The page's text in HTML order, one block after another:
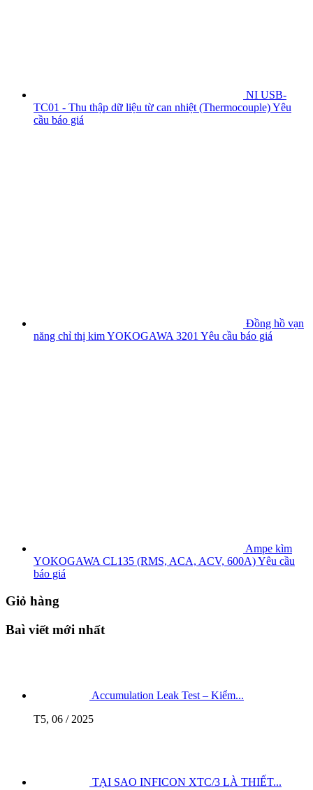
NI USB-
TC01 - Thu thập dữ liệu từ can nhiệt (Thermocouple)Yêu
cầu báo giá
Đồng hồ vạn
năng chỉ thị kim YOKOGAWA 3201 Yêu cầu báo giá
Ampe kìm
YOKOGAWA CL135 (RMS, ACA, ACV, 600A)Yêu cầu
báo giá
Giỏ hàng
Baì viết mới nhất
Accumulation Leak Test – Kiểm...
T5, 06 / 2025
TẠI SAO INFICON XTC/3 LÀ THIẾT...